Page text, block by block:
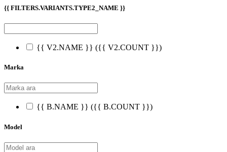
{{ FILTERS.VARIANTS.TYPE2_NAME }}
{{ V2.NAME }} ({{ V2.COUNT }})
Marka
{{ B.NAME }} ({{ B.COUNT }})
Model